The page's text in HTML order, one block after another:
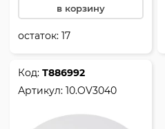
в корзину
остаток:17
Код:Т886992
Артикул:10.OV3040